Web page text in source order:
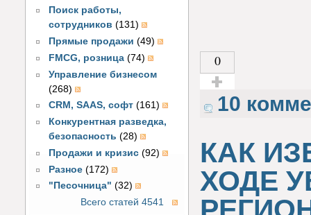
Поиск работы,
сотрудников (131)
Прямые продажи (49)
FMCG, розница (74)
Управление бизнесом
(268)
CRM, SAAS, софт (161)
Конкурентная разведка,
безопасность (28)
Продажи и кризис (92)
Разное (172)
"Песочница" (32)
Всего статей 4541
0
Голос за!
10
КАК
ХОДЕ